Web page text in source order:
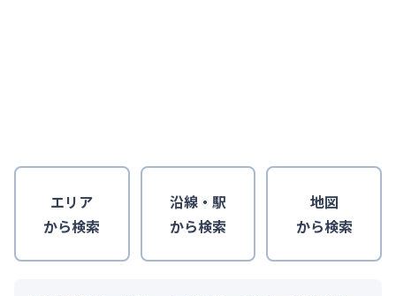
エリア
から検索
沿線・駅
から検索
地図
から検索